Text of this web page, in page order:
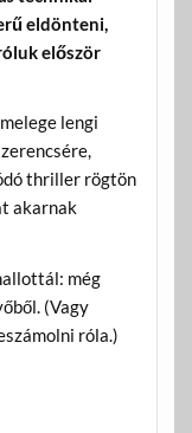
eldönteni,
először
lengi
thriller rögtön
akarnak
még
(Vagy
róla.)